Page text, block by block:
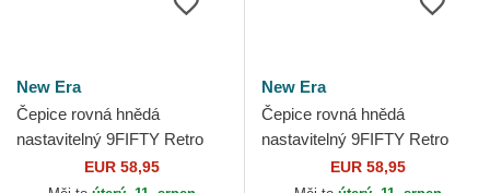
New Era
Čepice rovná hnědá
nastavitelný 9FIFTY Retro
Crown Wool Pinstripe Los
EUR 58,95
New Era
Čepice rovná hnědá
nastavitelný 9FIFTY Retro
Crown Wool Pinstripe New
EUR 58,95